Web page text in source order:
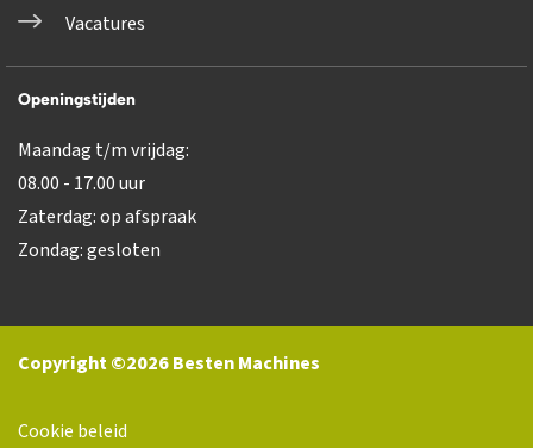
Vacatures
Openingstijden
Maandag t/m vrijdag:
08.00 - 17.00 uur
Zaterdag: op afspraak
Zondag: gesloten
Copyright ©2026 Besten Machines
Cookie beleid